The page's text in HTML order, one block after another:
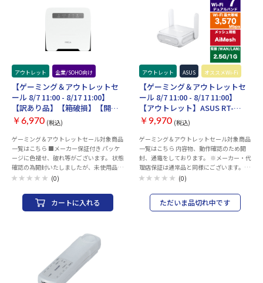
Fi性能］高（High）・デュアルバンド最適
なパフォーマンスを得るためにデバイスを
異なる帯域へ割り当てます・2×2 MU-
MIMO複数のMU-MIMO対応クライアント
と同時に通信します・OFDMA複数のWiFi
6対応クライアントと同時に通信します・
4ストリームデバイスをより多くの帯域幅
に接続させます仕様3 ［動作モード］ ル
ティ］ Wi-Fi暗号化： WPA-Personal
WPA2-Personal WPA3-Personal［認証］
CE、FCC、RoHS、RCM
ストレート結線 ヨリ対芯線（ツイストペ
重フォイルテープシールド仕様) 十字介
材：× 外部シース（被膜）材質：PVC レ
(27AWG) コネクター有無：両端コネクタ
ー付 モールド加工コネクター：○ スリム
コネクター：○ 爪折れ防止カバー付コネ
クター：○ ケーブル巻取り機能：× 爪の
折れないコネクター：○ PoE：○
ル太さ：約5.7mm 芯数：8芯 結線方式：
ストレート結線 ヨリ対芯線(ツイストペア
ケーブル)：○ シールド：有り(ScTP/2重
フォイルテープシールド仕様) 十字介材：
× 外部シース(被膜)材質：PVC レングスマ
ーク付：× 導体構成：ヨリ線(27AWG) コ
ネクター有無：両端コネクター付 モール
ド加工コネクター：○ スリムコネクタ
ー：○ 爪折れ防止カバー付きコネクタ
ー：○ ケーブル巻き取り機能：× 爪の折
れないコネクター：○ PoE：○
アウトレット 企業/SOHO向け
【ゲーミング＆アウトレットセ
ール 8/7 11:00 - 8/17 11:00】
【訳あり品】【箱破損】【開
封・未使用】ピクセラ LTE対応
SIMフリーホームルーター (PIX-
RT100)（メーカー保証付き）
￥6,970 (税込)
ゲーミング＆アウトレットセール対象商品
一覧はこちら ■メーカー保証付き パッケ
ージに色褪せ、破れ等がございます。 状態
確認の為開封いたしましたが、未使用品で
す。 併売品につき、売り切れの際はご容赦
(ドコモ・au・Softbank・楽天) 主要な格
安SIMにも対応SIM契約だけですぐ使える
無線LANはIEEE
ギガビットイーサネット4ポートで有線で
も高速で利用可能 16デバイスとWi-Fi同時
(0)
カートに入れる
アウトレット ASUS オススメWi-Fi
【ゲーミング＆アウトレットセ
ール 8/7 11:00 - 8/17 11:00】
【アウトレット】ASUS RT-
BE3600 Go（メーカー保証付
￥9,970 (税込)
ゲーミング＆アウトレットセール対象商品
一覧はこちら 内容物、動作確認のため開
封、通電をしております。 ※メーカー・代
理店保証は通常品と同様にございます。 ■
通信方式 ・IEEE 802.11a ・IEEE 802.11b
WiFi 5 (802.11ac) ・WiFi 6 (802.11ax) ・
WiFi 7 (802.11be) ・IPv4 ・IPv6 ■製品区
分： BE3600 ultimate BE performance :
(0)
ただいま品切れ中です